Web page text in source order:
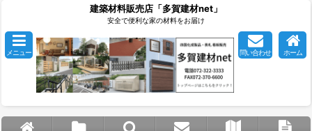
建築材料販売店「多賀建材net」
安全で便利な家の材料をお届け
メニュー 問い合わせ ホーム